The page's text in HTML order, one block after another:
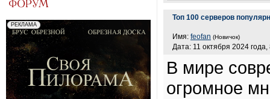
Топ 100 серверов
Имя: feofan (Новичок)
Дата: 11 октября 2024 года,
В мире
огромное